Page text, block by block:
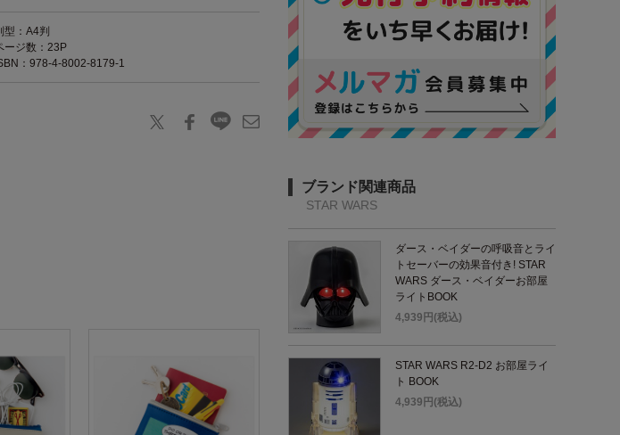
型：A4判
ージ数：23P
：978-4-8002-8179-1
ブランド関連商品
STAR WARS
ダース・ベイダーの呼吸音とライ
トセーバーの効果音付き! STAR
WARS ダース・ベイダーお部屋
ライトBOOK
4,939円(税込)
STAR WARS R2-D2 お部屋ライ
ト BOOK
4,939円(税込)